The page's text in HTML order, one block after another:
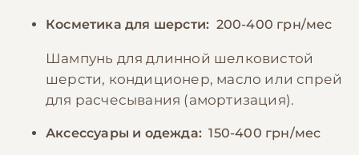
Косметика для шерсти: 200-400 грн/мес
Шампунь для длинной шелковистой
шерсти, кондиционер, масло или спрей
для расчесывания (амортизация).
Аксессуары и одежда: 150-400 грн/мес